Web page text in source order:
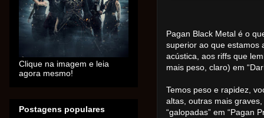
Pagan Black Metal é o
superior ao que estamos
acústica, aos riffs que
mais peso, claro) em
Temos peso e rapidez,
altas, outras mais
“galopadas” em “Pagan
Clique na imagem e leia
agora mesmo!
Postagens populares